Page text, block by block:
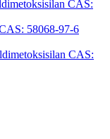
CAS:
58068-97-6
CAS: